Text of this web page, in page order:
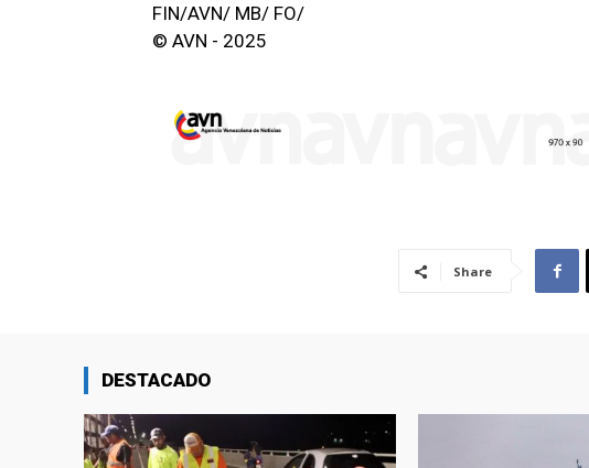
FIN/AVN/ MB/ FO/
© AVN - 2025
Share
DESTACADO